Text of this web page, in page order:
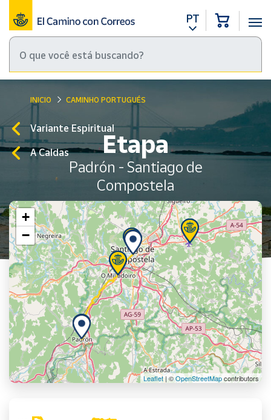
PT
INICIO CAMINHO PORTUGUÉS
Etapa
Padrón - Santiago de
Compostela
Variante Espiritual
A Caldas
+
−
Leaflet| ©OpenStreetMapcontributors